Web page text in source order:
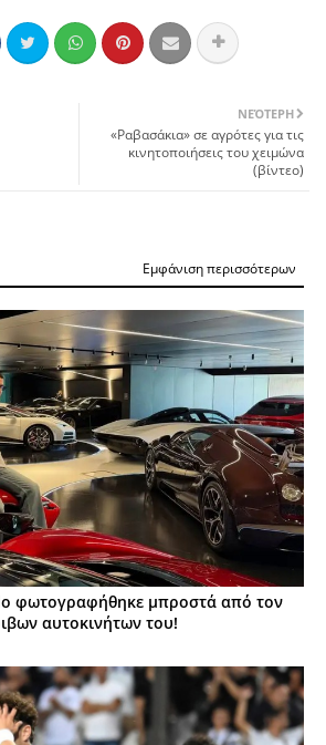
ΝΕΌΤΕΡΗ
«Ραβασάκια» σε αγρότες για τις
κινητοποιήσεις του χειμώνα
(βίντεο)
Εμφάνιση περισσότερων
φωτογραφήθηκε μπροστά από τον
αυτοκινήτων του!